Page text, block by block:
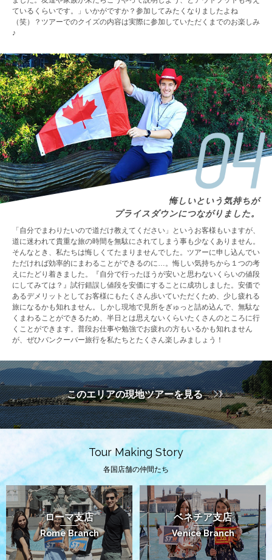
ているくらいです。」いかがですか？参加してみたくなりましたよね
（笑）？ツアーでのクイズの内容は実際に参加していただくまでのお楽しみ
♪
悔しいという気持ちが
プライスダウンにつながりました。
「自分でまわりたいので道だけ教えてください」というお客様もいますが、
道に迷われて貴重な旅の時間を無駄にされてしまう事も少なくありません。
そんなとき、私たちは悔しくてたまりませんでした。ツアーに申し込んでい
ただければ効率的にまわることができるのに…。悔しい気持ちから１つの考
えにたどり着きました。『自分で行ったほうが安いと思わないくらいの値段
にしてみては？』試行錯誤し値段を安価にすることに成功しました。安価で
あるデメリットとしてお客様にもたくさん歩いていただくため、少し疲れる
旅になるかも知れません。しかし現地で見所をぎゅっと詰め込んで、無駄な
くまわることができるため、半日とは思えないくらいたくさんのところに行
くことができます。普段お仕事や勉強でお疲れの方もいるかも知れません
が、ぜひバンクーバー旅行を私たちとたくさん楽しみましょう！
このエリアの現地ツアーを見る
Tour Making Story
各国店舗の仲間たち
ローマ支店
Rome Branch
ベネチア支店
Venice Branch